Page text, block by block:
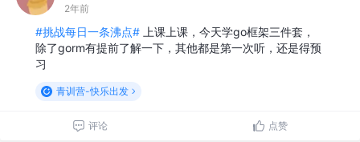
2年前
#挑战每日一条沸点# 上课上课，今天学go框架三件套，
除了gorm有提前了解一下，其他都是第一次听，还是得预
习
青训营-快乐出发
评论 点赞